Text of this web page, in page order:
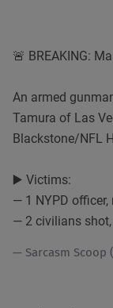
🚨 BREAKING:
An armed
Tamura of Las
Blackstone/NFL
▶️ Victims:
— 1 NYPD
— 2 civilians
— Sarcasm Scoop